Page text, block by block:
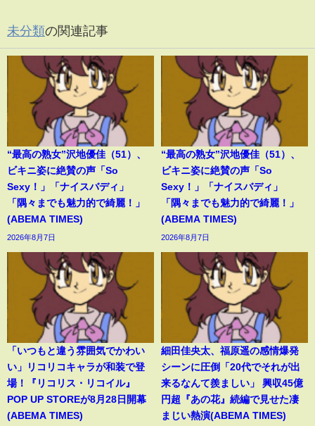
未分類の関連記事
“最高の熟女”沢地優佳（51）、
ビキニ姿に絶賛の声「So
Sexy！」「ナイスバディ」
「隅々までも魅力的で綺麗！」
(ABEMA TIMES)
2026年8月7日
“最高の熟女”沢地優佳（51）、
ビキニ姿に絶賛の声「So
Sexy！」「ナイスバディ」
「隅々までも魅力的で綺麗！」
(ABEMA TIMES)
2026年8月7日
「いつもと違う雰囲気でかわい
い」リコリコキャラが和装で登
場！『リコリス・リコイル』
POP UP STOREが8月28日開幕
(ABEMA TIMES)
細田佳央太、福原遥の感情爆発
シーンに圧倒「20代でそれが出
来るなんて羨ましい」 興収45億
円超『あの花』続編で見せた凄
まじい熱演(ABEMA TIMES)